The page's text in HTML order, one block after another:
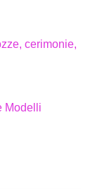
cerimonie,
Modelli